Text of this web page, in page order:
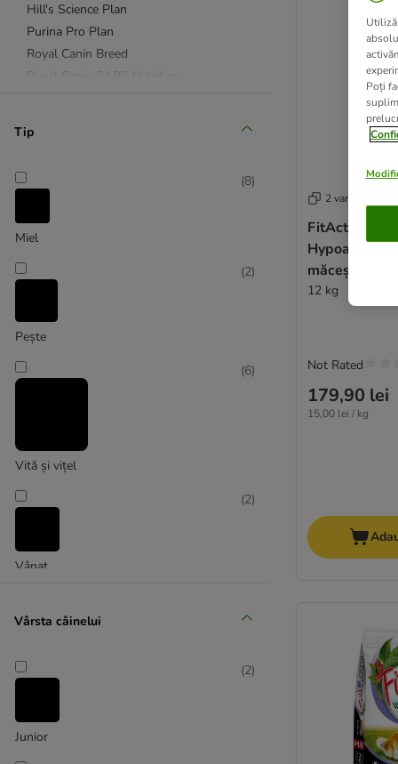
Hill's Science Plan
Purina Pro Plan
Royal Canin Breed
★ Wolf of Wilderness
Advance Veterinary Diets
animonda Integra
Eukanuba Veterinary Diets
Hill's Prescription Diet Canine
Nutrivet
Royal Canin Veterinary & Expert
Virbac Veterinary HPM
Hrană fără cereale
Hrană dietetică (Light)
Artroză, artrită, probleme osoase și
Hrană vegetariană
Hrană cu pește
Tip
Miel
(8)
Pește
(2)
Vită și vițel
(6)
Vânat
(2)
Vârsta câinelui
Junior
(2)
2 variante
FitActive Pure
măceșe
12 kg
179,90 lei
15,00 lei / kg
Not Rated
Poți